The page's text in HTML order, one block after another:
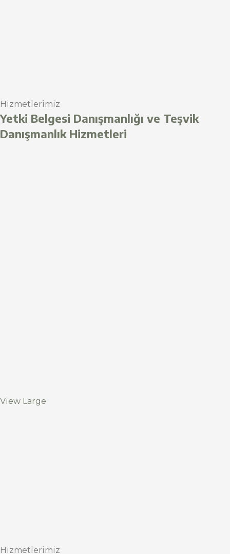
Hizmetlerimiz
Yetki Belgesi Danışmanlığı ve Teşvik
Danışmanlık Hizmetleri
View Large
Hizmetlerimiz